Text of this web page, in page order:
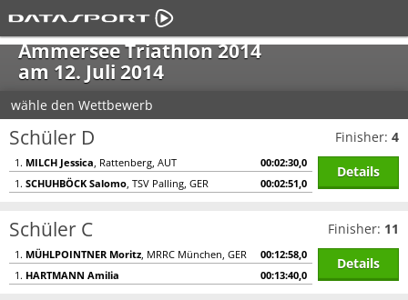
Ammersee Triathlon 2014
am 12. Juli 2014
wähle den Wettbewerb
Schüler D
1. MILCH Jessica, Rattenberg, AUT
00:02:30,0
1. SCHUHBÖCK Salomo, TSV Palling, GER 00:02:51,0
Finisher: 4
Details
Schüler C
1. MÜHLPOINTNER Moritz, MRRC München, GER
00:12:58,0
1. HARTMANN Amilia 00:13:40,0
Finisher: 11
Details